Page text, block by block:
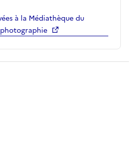
à la Médiathèque du